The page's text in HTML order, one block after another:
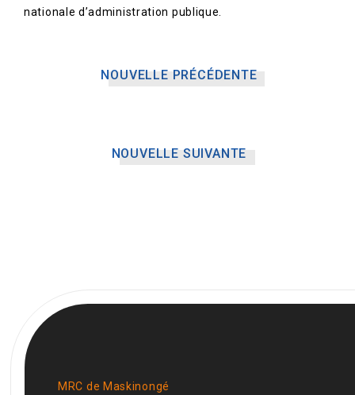
nationale d’administration publique.
NOUVELLE PRÉCÉDENTE
NOUVELLE SUIVANTE
MRC de Maskinongé